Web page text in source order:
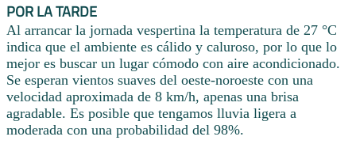
POR LA TARDE
Al arrancar la jornada vespertina la temperatura de 27 °C
indica que el ambiente es cálido y caluroso, por lo que lo
mejor es buscar un lugar cómodo con aire acondicionado.
Se esperan vientos suaves del oeste-noroeste con una
velocidad aproximada de 8 km/h, apenas una brisa
agradable. Es posible que tengamos lluvia ligera a
moderada con una probabilidad del 98%.